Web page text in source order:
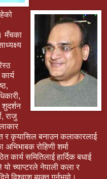
मँचका
राजु
र कृयासिल बनाउन कलाकारलाई
रोहिणी शर्मा
समितिलाई हार्दिक बधाई
यो च्याप्टरले नेपाली कला र